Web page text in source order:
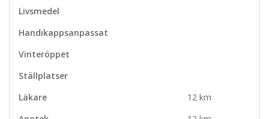
Livsmedel
Handikappsanpassat
Vinteröppet
Ställplatser
Läkare
12 km